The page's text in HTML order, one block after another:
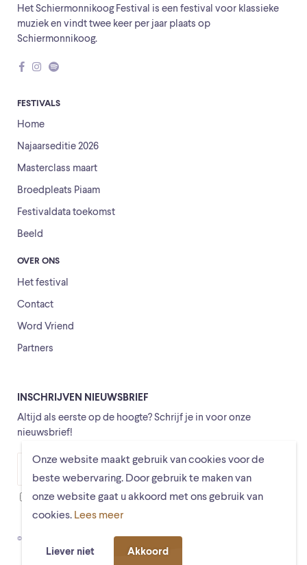
Onze website maakt gebruik van cookies voor de
beste webervaring. Door gebruik te maken van
onze website gaat u akkoord met ons gebruik van
cookies. Lees meer
Liever niet Akkoord
Het Schiermonnikoog Festival is een festival voor klassieke
muziek en vindt twee keer per jaar plaats op
Schiermonnikoog.
FESTIVALS
Home
Najaarseditie 2026
Masterclass maart
Broedpleats Piaam
Festivaldata toekomst
Beeld
OVER ONS
Het festival
Contact
Word Vriend
Partners
INSCHRIJVEN NIEUWSBRIEF
Altijd als eerste op de hoogte? Schrijf je in voor onze
nieuwsbrief!
Ik ga ermee akkoord dat mijn gegevens worden opgeslagen
© Schiermonnikoogfestival 2026 Voorwaarden